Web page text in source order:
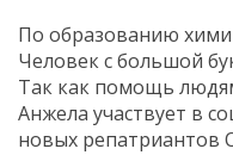
По образованию
Человек с большой
Так как помощь
Анжела участвует в
новых репатриантов